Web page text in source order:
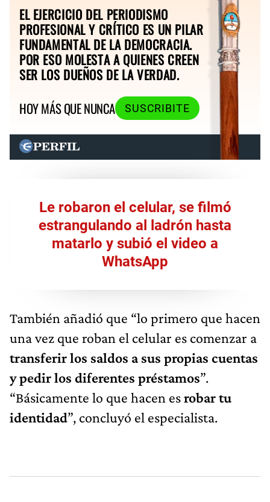
EL EJERCICIO DEL PERIODISMO
PROFESIONAL Y CRÍTICO ES UN PILAR
FUNDAMENTAL DE LA DEMOCRACIA.
POR ESO MOLESTA A QUIENES CREEN
SER LOS DUEÑOS DE LA VERDAD.
HOY MÁS QUE NUNCA
SUSCRIBITE
Le robaron el celular, se filmó
estrangulando al ladrón hasta
matarlo y subió el video a
WhatsApp
También añadió que “lo primero que hacen
una vez que roban el celular es comenzar a
transferir los saldos a sus propias cuentas
y pedir los diferentes préstamos”.
“Básicamente lo que hacen esrobar tu
identidad”, concluyó el especialista.